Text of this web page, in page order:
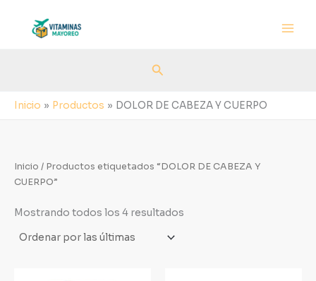
contenido
Buscar
Inicio Productos DOLOR DE CABEZA Y CUERPO
Inicio / Productos etiquetados “DOLOR DE CABEZA Y
CUERPO”
Mostrando todos los 4 resultados